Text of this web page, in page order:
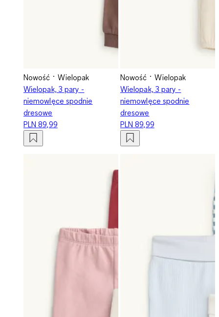
Nowość
Wielopak
Wielopak, 3 pary -
niemowlęce spodnie
dresowe
PLN 89,99
Nowość
Wielopak
Wielopak, 3 pary -
niemowlęce spodnie
dresowe
PLN 89,99